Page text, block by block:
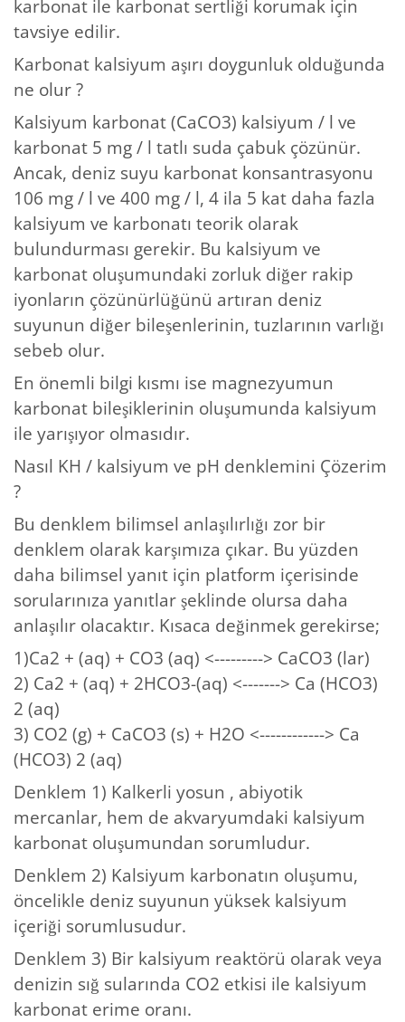
karbonat ile karbonat sertliği korumak için
tavsiye edilir.
Karbonat kalsiyum aşırı doygunluk olduğunda
ne olur ?
Kalsiyum karbonat (CaCO3) kalsiyum / l ve
karbonat 5 mg / l tatlı suda çabuk çözünür.
Ancak, deniz suyu karbonat konsantrasyonu
106 mg / l ve 400 mg / l, 4 ila 5 kat daha fazla
kalsiyum ve karbonatı teorik olarak
bulundurması gerekir. Bu kalsiyum ve
karbonat oluşumundaki zorluk diğer rakip
iyonların çözünürlüğünü artıran deniz
suyunun diğer bileşenlerinin, tuzlarının varlığı
sebeb olur.
En önemli bilgi kısmı ise magnezyumun
karbonat bileşiklerinin oluşumunda kalsiyum
ile yarışıyor olmasıdır.
Nasıl KH / kalsiyum ve pH denklemini Çözerim
?
Bu denklem bilimsel anlaşılırlığı zor bir
denklem olarak karşımıza çıkar. Bu yüzden
daha bilimsel yanıt için platform içerisinde
sorularınıza yanıtlar şeklinde olursa daha
anlaşılır olacaktır. Kısaca değinmek gerekirse;
1)Ca2 + (aq) + CO3 (aq) <---------> CaCO3 (lar)
2) Ca2 + (aq) + 2HCO3-(aq) <-------> Ca (HCO3)
2 (aq)
3) CO2 (g) + CaCO3 (s) + H2O <------------> Ca
(HCO3) 2 (aq)
Denklem 1) Kalkerli yosun , abiyotik
mercanlar, hem de akvaryumdaki kalsiyum
karbonat oluşumundan sorumludur.
Denklem 2) Kalsiyum karbonatın oluşumu,
öncelikle deniz suyunun yüksek kalsiyum
içeriği sorumlusudur.
Denklem 3) Bir kalsiyum reaktörü olarak veya
denizin sığ sularında CO2 etkisi ile kalsiyum
karbonat erime oranı.